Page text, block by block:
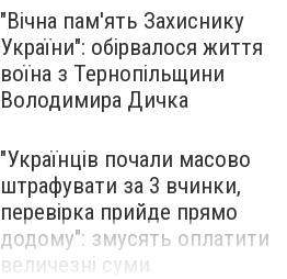
"Вічна пам'ять Захиснику
України": обірвалося життя
воїна з Тернопільщини
Володимира Дичка
"Українців почали масово
штрафувати за 3 вчинки,
перевірка прийде прямо
додому": змусять оплатити
величезні суми